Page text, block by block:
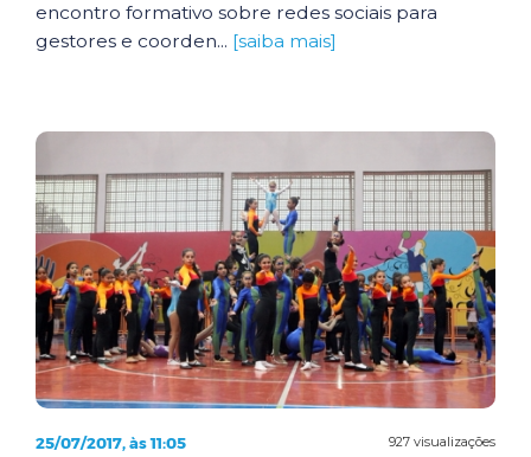
encontro formativo sobre redes sociais para
gestores e coorden... [saiba mais]
927 visualizações
25/07/2017, às 11:05